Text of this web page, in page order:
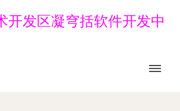
开发区凝穹括软件开发中